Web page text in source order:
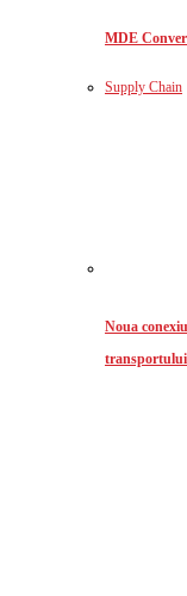
MDE
Supply Chain
Noua
transportului